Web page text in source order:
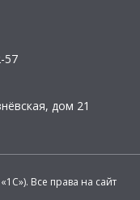
57
дом 21
Все права на сайт